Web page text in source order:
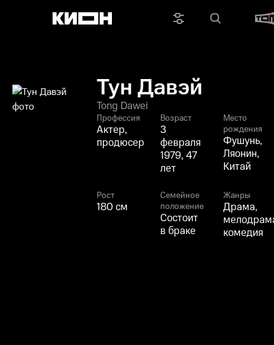
Тун Давэй
Tong Dawei
Профессия
Актер,
продюсер
Возраст
3
февраля
1979, 47
лет
Место
рождения
Фушунь,
Ляонин,
Китай
Рост
180 см
Семейное
положение
Состоит
в браке
Жанры
Драма,
комедия